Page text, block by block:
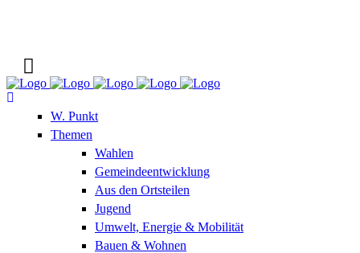
W. Punkt
Themen
Wahlen
Gemeindeentwicklung
Aus den Ortsteilen
Jugend
Umwelt, Energie & Mobilität
Bauen & Wohnen